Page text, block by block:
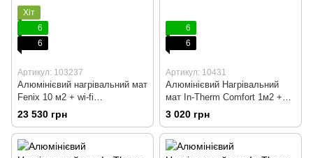
Хіт
6
6
Артикул: 103237
Алюмінієвий нагрівальний мат
Fenix 10 м2 + wi-fi
терморегулятор
23 530 грн
6
6
Артикул: 10431
Алюмінієвий Нагрівальний
мат In-Therm Comfort 1м2 +
програмований
терморегулятор
3 020 грн